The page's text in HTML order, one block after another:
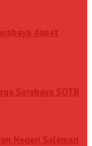
dapat
Surabaya SOTR
Negeri Saleman